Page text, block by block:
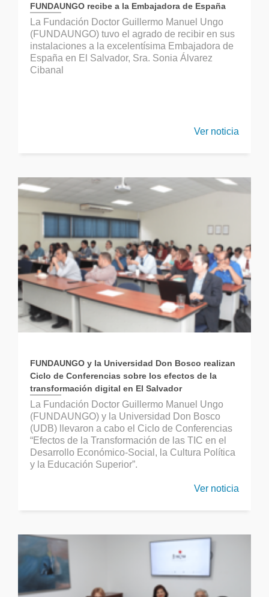
FUNDAUNGO recibe a la Embajadora de España
La Fundación Doctor Guillermo Manuel Ungo
(FUNDAUNGO) tuvo el agrado de recibir en sus
instalaciones a la excelentísima Embajadora de
España en El Salvador, Sra. Sonia Álvarez
Cibanal
Ver noticia
FUNDAUNGO y la Universidad Don Bosco realizan
Ciclo de Conferencias sobre los efectos de la
transformación digital en El Salvador
La Fundación Doctor Guillermo Manuel Ungo
(FUNDAUNGO) y la Universidad Don Bosco
(UDB) llevaron a cabo el Ciclo de Conferencias
“Efectos de la Transformación de las TIC en el
Desarrollo Económico-Social, la Cultura Política
y la Educación Superior”.
Ver noticia